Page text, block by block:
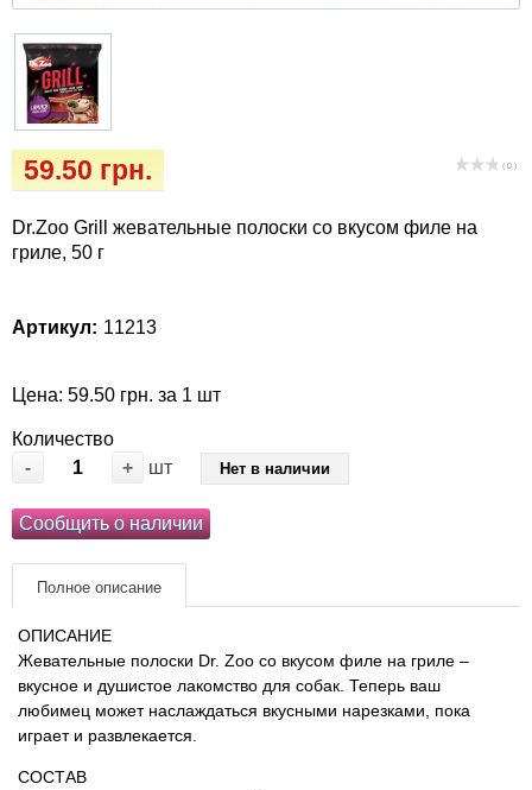
( 0 )
59.50 грн.
Dr.Zoo Grill жевательные полоски со вкусом филе на
гриле, 50 г
Артикул: 11213
Цена: 59.50 грн. за 1 шт
Количество
-
+ шт Нет в наличии
Сообщить о наличии
Полное описание
ОПИСАНИЕ
Жевательные полоски Dr. Zoo со вкусом филе на гриле –
вкусное и душистое лакомство для собак. Теперь ваш
любимец может наслаждаться вкусными нарезками, пока
играет и развлекается.
СОСТАВ
Ласощі та корма
для собак
Лежаки, домики, охлаждая коврики
Миски, автокормушки, поилки
Одежда и обувь
расходные материалы
Подарочные сертификаты
Товары для голубей
Товары для лошадей
Товары для людей